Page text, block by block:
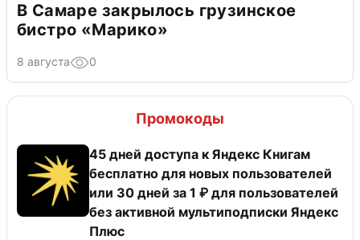
В Самаре закрылось грузинское
бистро «Марико»
8 августа 0
Промокоды
45 дней доступа к Яндекс Книгам
бесплатно для новых пользователей
или 30 дней за 1 ₽ для пользователей
без активной мультиподписки Яндекс
Плюс